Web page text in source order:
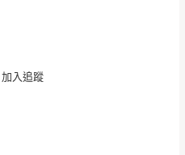
加入追蹤